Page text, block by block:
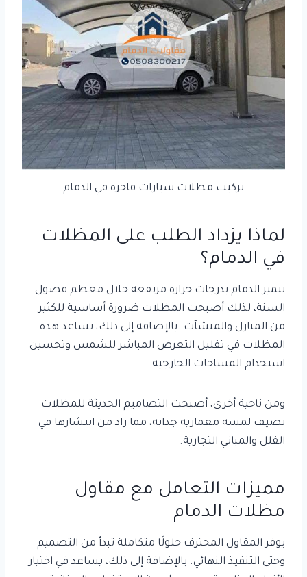
تركيب مظلات سيارات فاخرة في الدمام
لماذا يزداد الطلب على المظلات
في الدمام؟
تتميز الدمام بدرجات حرارة مرتفعة خلال معظم فصول
السنة، لذلك أصبحت المظلات ضرورة أساسية للكثير
من المنازل والمنشآت. بالإضافة إلى ذلك، تساعد هذه
المظلات في تقليل التعرض المباشر للشمس وتحسين
استخدام المساحات الخارجية.
ومن ناحية أخرى، أصبحت التصاميم الحديثة للمظلات
تضيف لمسة معمارية جذابة، مما زاد من انتشارها في
الفلل والمباني التجارية.
مميزات التعامل مع مقاول
مظلات الدمام
يوفر المقاول المحترف حلولًا متكاملة تبدأ من التصميم
وحتى التنفيذ النهائي. بالإضافة إلى ذلك، يساعد في اختيار